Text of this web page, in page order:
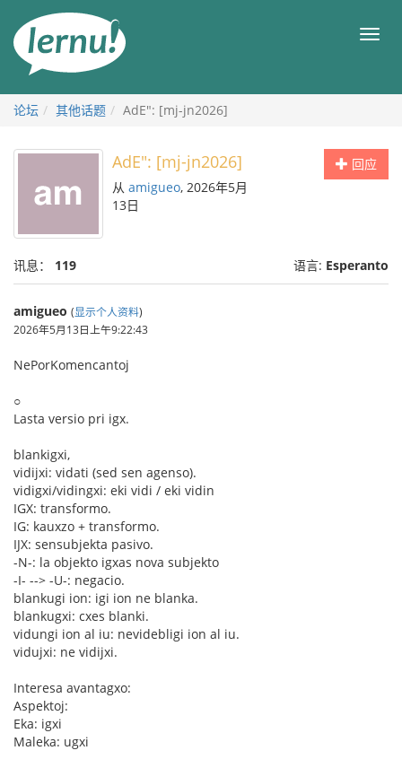
目
论坛 其他话题 AdE": [mj-jn2026]
回应
AdE": [mj-jn2026]
从 amigueo, 2026年5月
13日
讯息： 119 语言: Esperanto
amigueo (显示个人资料)
2026年5月13日上午9:22:43
NePorKomencantoj
○
Lasta versio pri igx.
blankigxi,
vidijxi: vidati (sed sen agenso).
vidigxi/vidingxi: eki vidi / eki vidin
IGX: transformo.
IG: kauxzo + transformo.
IJX: sensubjekta pasivo.
-N-: la objekto igxas nova subjekto
-I- --> -U-: negacio.
blankugi ion: igi ion ne blanka.
blankugxi: cxes blanki.
vidungi ion al iu: nevidebligi ion al iu.
vidujxi: ne vidijxi.
Interesa avantagxo:
Aspektoj:
Eka: igxi
Maleka: ugxi